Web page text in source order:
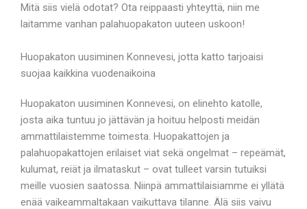
Mitä siis vielä odotat? Ota reippaasti yhteyttä, niin me
laitamme vanhan palahuopakaton uuteen uskoon!
Huopakaton uusiminen Konnevesi, jotta katto tarjoaisi
suojaa kaikkina vuodenaikoina
Huopakaton uusiminen Konnevesi, on elinehto katolle,
josta aika tuntuu jo jättävän ja hoituu helposti meidän
ammattilaistemme toimesta. Huopakattojen ja
palahuopakattojen erilaiset viat sekä ongelmat – repeämät,
kulumat, reiät ja ilmataskut – ovat tulleet varsin tutuiksi
meille vuosien saatossa. Niinpä ammattilaisiamme ei yllätä
enää vaikeammaltakaan vaikuttava tilanne. Älä siis vaivu